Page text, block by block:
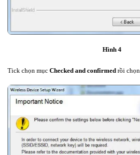
Hình 4
Tick chọn mục Checked and confirmed rồi chọn